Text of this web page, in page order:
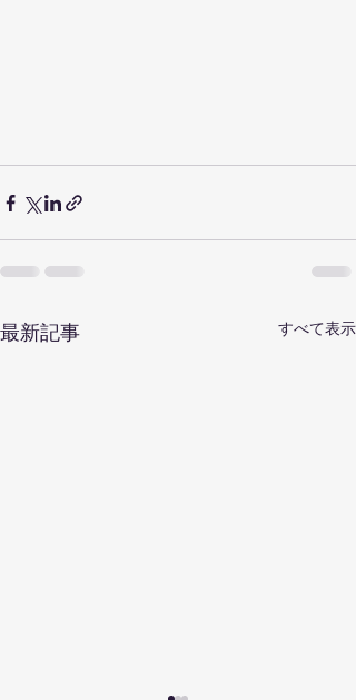
最新記事 すべて表示